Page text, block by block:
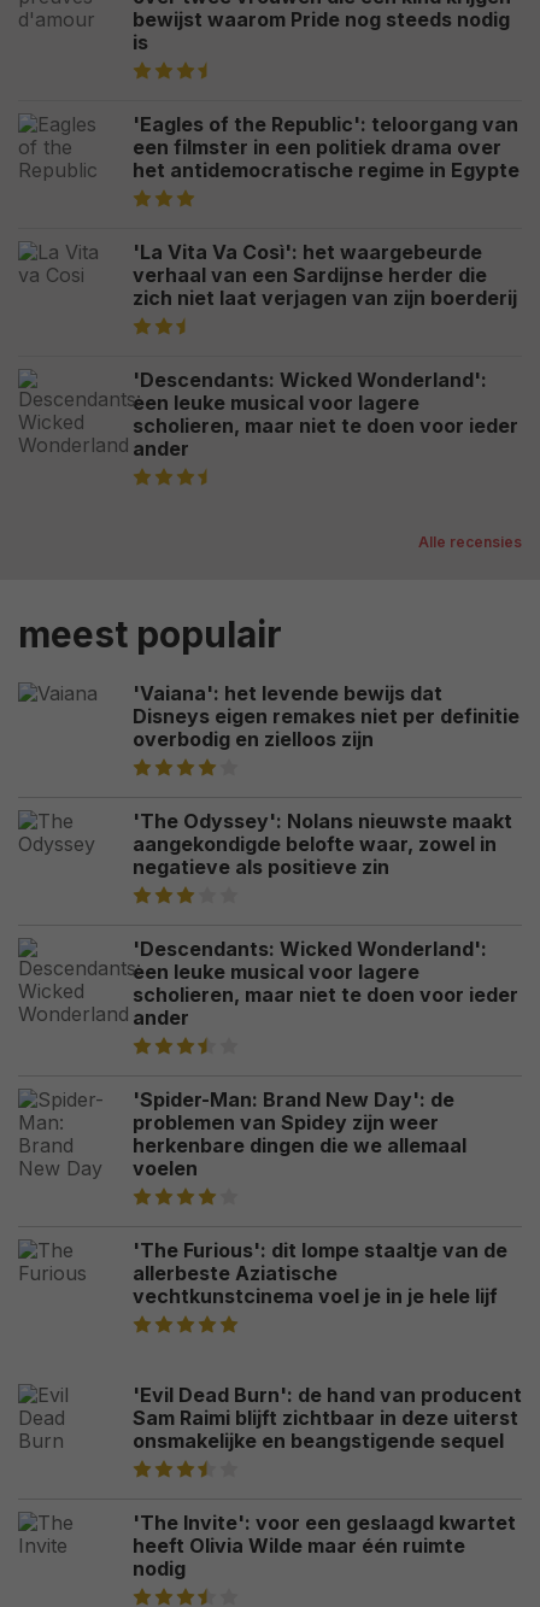
bewijst waarom Pride nog steeds nodig
is
'Eagles of the Republic': teloorgang van
een filmster in een politiek drama over
het antidemocratische regime in Egypte
'La Vita Va Così': het waargebeurde
verhaal van een Sardijnse herder die
zich niet laat verjagen van zijn boerderij
'Descendants: Wicked Wonderland':
een leuke musical voor lagere
scholieren, maar niet te doen voor ieder
ander
Alle recensies
meest populair
'Vaiana': het levende bewijs dat
Disneys eigen remakes niet per definitie
overbodig en zielloos zijn
'The Odyssey': Nolans nieuwste maakt
aangekondigde belofte waar, zowel in
negatieve als positieve zin
'Descendants: Wicked Wonderland':
een leuke musical voor lagere
scholieren, maar niet te doen voor ieder
ander
'Spider-Man: Brand New Day': de
problemen van Spidey zijn weer
herkenbare dingen die we allemaal
voelen
'The Furious': dit lompe staaltje van de
allerbeste Aziatische
vechtkunstcinema voel je in je hele lijf
'Evil Dead Burn': de hand van producent
Sam Raimi blijft zichtbaar in deze uiterst
onsmakelijke en beangstigende sequel
'The Invite': voor een geslaagd kwartet
heeft Olivia Wilde maar één ruimte
nodig